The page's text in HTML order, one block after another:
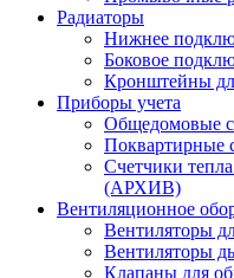
Радиаторы
Нижнее
Боковое
Кронштейны
Приборы учета
Общедомовые
Поквартирные
Счетчики
(АРХИВ)
Вентиляционное
Вентиляторы
Вентиляторы
Клапаны для